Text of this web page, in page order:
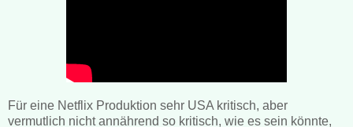
Für eine Netflix Produktion sehr USA kritisch, aber
vermutlich nicht annährend so kritisch, wie es sein könnte,